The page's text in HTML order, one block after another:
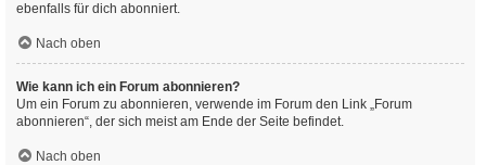
ebenfalls für dich abonniert.
Nach oben
Wie kann ich ein Forum abonnieren?
Um ein Forum zu abonnieren, verwende im Forum den Link „Forum
abonnieren“, der sich meist am Ende der Seite befindet.
Nach oben